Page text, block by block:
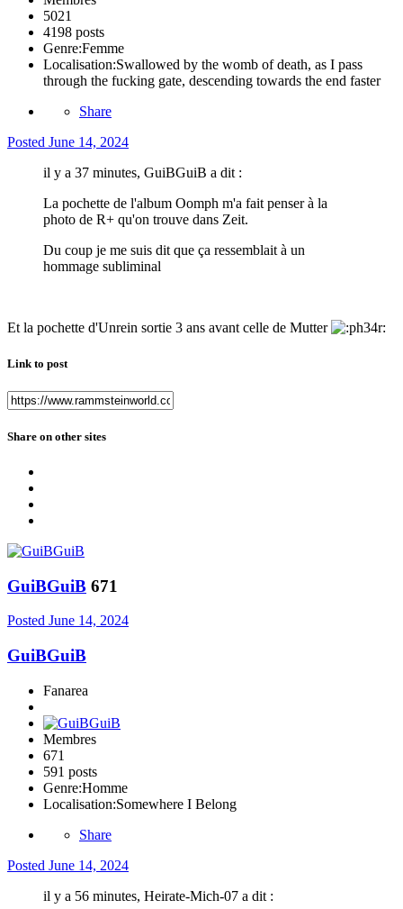
5021
4198 posts
Genre:Femme
Localisation:Swallowed by the womb of death, as I pass
through the fucking gate, descending towards the end faster
Share
Posted June 14, 2024
il y a 37 minutes, GuiBGuiB a dit :
La pochette de l'album Oomph m'a fait penser à la
photo de R+ qu'on trouve dans Zeit.
Du coup je me suis dit que ça ressemblait à un
hommage subliminal
Et la pochette d'Unrein sortie 3 ans avant celle de Mutter
Link to post
Share on other sites
GuiBGuiB 671
Posted June 14, 2024
GuiBGuiB
Fanarea
Membres
671
591 posts
Genre:Homme
Localisation:Somewhere I Belong
Share
Posted June 14, 2024
il y a 56 minutes, Heirate-Mich-07 a dit :